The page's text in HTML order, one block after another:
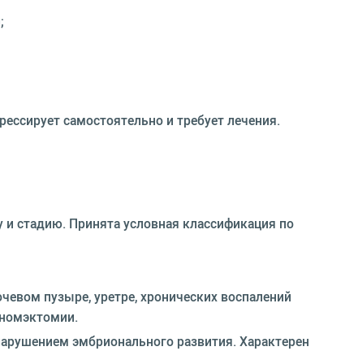
самостоятельно и требует лечения.
стадию. Принята условная классификация по
пузыре, уретре, хронических воспалений
эмбрионального развития. Характерен